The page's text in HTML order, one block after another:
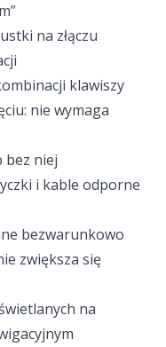
na złączu
klawiszy
nie wymaga
bez niej
i kable odporne
bezwarunkowo
zwiększa się
na